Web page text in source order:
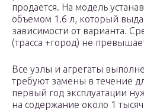
продается. На модель
объемом 1.6 л, который
зависимости от варианта.
(трасса +город) не
Все узлы и агрегаты
требуют замены в течение
первый год эксплуатации
на содержание около 1